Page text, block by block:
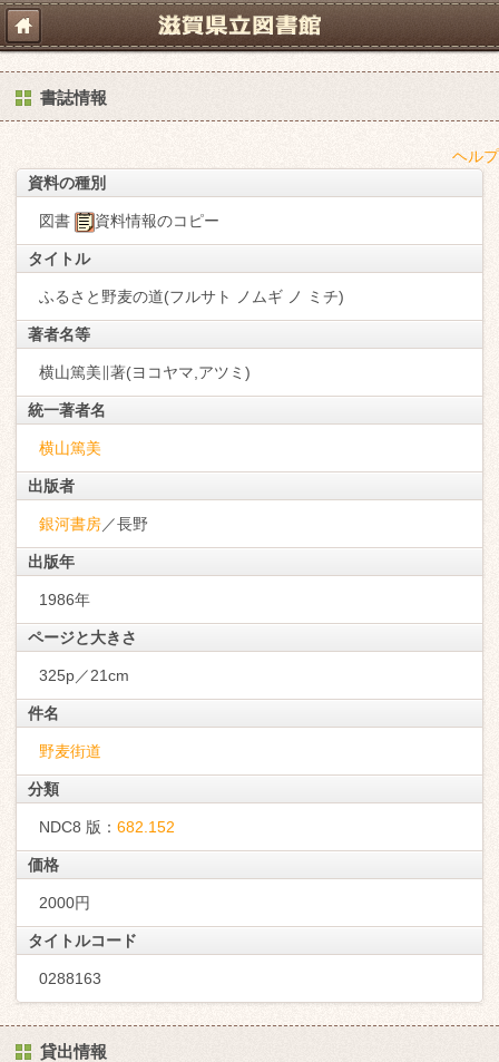
書誌情報
ヘルプ
資料の種別
図書 資料情報のコピー
タイトル
ふるさと野麦の道(フルサト ノムギ ノ ミチ)
著者名等
横山篤美∥著(ヨコヤマ,アツミ)
統一著者名
横山篤美
出版者
銀河書房／長野
出版年
1986年
ページと大きさ
325p／21cm
件名
野麦街道
分類
NDC8 版： 682.152
価格
2000円
タイトルコード
0288163
貸出情報